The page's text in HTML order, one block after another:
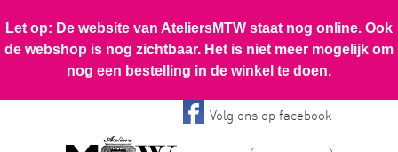
Volg ons op facebook